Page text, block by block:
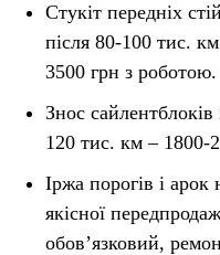
Стукіт передніх
після 80-100 тис.
3500 грн з роботою.
Знос
120 тис. км – 1800-
Іржа порогів і
якісної
обов’язковий,